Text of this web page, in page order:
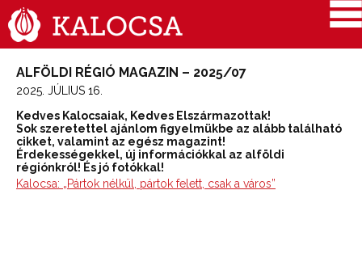
ALFÖLDI RÉGIÓ MAGAZIN – 2025/07
2025. JÚLIUS 16.
Kedves Kalocsaiak, Kedves Elszármazottak!
Sok szeretettel ajánlom figyelmükbe az alább található
cikket, valamint az egész magazint!
Érdekességekkel, új információkkal az alföldi
régiónkról! És jó fotókkal!
Kalocsa: „Pártok nélkül, pártok felett, csak a város”